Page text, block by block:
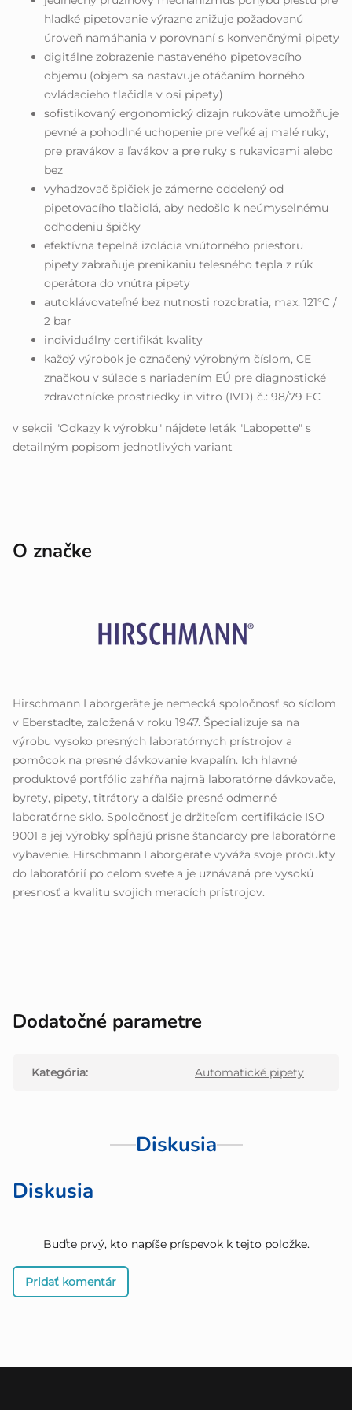
hladké pipetovanie výrazne znižuje požadovanú
úroveň namáhania v porovnaní s konvenčnými pipety
digitálne zobrazenie nastaveného pipetovacího
objemu (objem sa nastavuje otáčaním horného
ovládacieho tlačidla v osi pipety)
sofistikovaný ergonomický dizajn rukoväte umožňuje
pevné a pohodlné uchopenie pre veľké aj malé ruky,
pre pravákov a ľavákov a pre ruky s rukavicami alebo
bez
vyhadzovač špičiek je zámerne oddelený od
pipetovacího tlačidlá, aby nedošlo k neúmyselnému
odhodeniu špičky
efektívna tepelná izolácia vnútorného priestoru
pipety zabraňuje prenikaniu telesného tepla z rúk
operátora do vnútra pipety
autoklávovateľné bez nutnosti rozobratia, max. 121°C /
2 bar
individuálny certifikát kvality
každý výrobok je označený výrobným číslom, CE
značkou v súlade s nariadením EÚ pre diagnostické
zdravotnícke prostriedky in vitro (IVD) č.: 98/79 EC
v sekcii "Odkazy k výrobku" nájdete leták "Labopette" s
detailným popisom jednotlivých variant
O značke
Hirschmann Laborgeräte je nemecká spoločnosť so sídlom
v Eberstadte, založená v roku 1947. Špecializuje sa na
výrobu vysoko presných laboratórnych prístrojov a
pomôcok na presné dávkovanie kvapalín. Ich hlavné
produktové portfólio zahŕňa najmä laboratórne dávkovače,
byrety, pipety, titrátory a ďalšie presné odmerné
laboratórne sklo. Spoločnosť je držiteľom certifikácie ISO
9001 a jej výrobky spĺňajú prísne štandardy pre laboratórne
vybavenie. Hirschmann Laborgeräte vyváža svoje produkty
do laboratórií po celom svete a je uznávaná pre vysokú
presnosť a kvalitu svojich meracích prístrojov.
Dodatočné parametre
Kategória: Automatické pipety
Diskusia
Diskusia
Buďte prvý, kto napíše príspevok k tejto položke.
Pridať komentár